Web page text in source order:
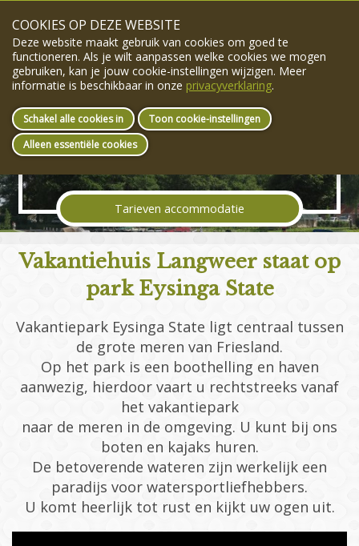
+31(0)6-53181801
info@vakantielangweer.nl
menu
Vaar vanuit het park de meren op!
Tarieven accommodatie
Vakantiehuis Langweer staat op
park Eysinga State
Vakantiepark Eysinga State ligt centraal tussen
de grote meren van Friesland.
Op het park is een boothelling en haven
aanwezig, hierdoor vaart u rechtstreeks vanaf
het vakantiepark
naar de meren in de omgeving. U kunt bij ons
boten en kajaks huren.
De betoverende wateren zijn werkelijk een
paradijs voor watersportliefhebbers.
U komt heerlijk tot rust en kijkt uw ogen uit.
COOKIES OP DEZE WEBSITE
Deze website maakt gebruik van cookies om goed te
functioneren. Als je wilt aanpassen welke cookies we mogen
gebruiken, kan je jouw cookie-instellingen wijzigen. Meer
informatie is beschikbaar in onze privacyverklaring.
Schakel alle cookies in
Toon cookie-instellingen
Alleen essentiële cookies